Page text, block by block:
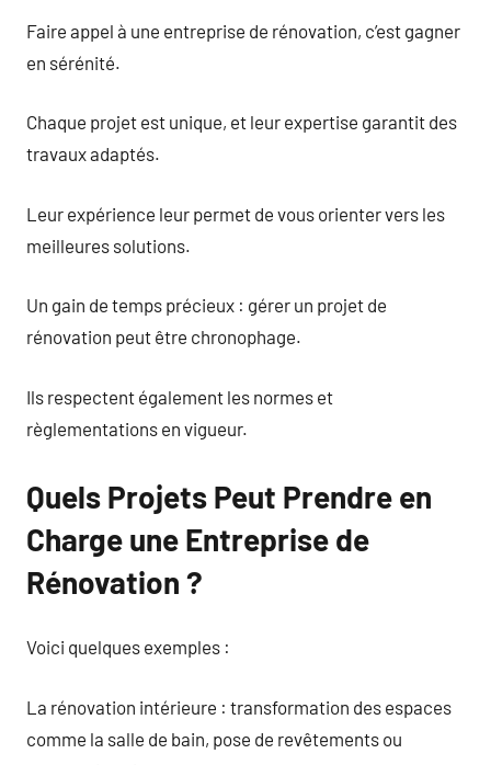
Faire appel à une entreprise de rénovation, c’est gagner
en sérénité.
Chaque projet est unique, et leur expertise garantit des
travaux adaptés.
Leur expérience leur permet de vous orienter vers les
meilleures solutions.
Un gain de temps précieux : gérer un projet de
rénovation peut être chronophage.
Ils respectent également les normes et
règlementations en vigueur.
Quels Projets Peut Prendre en
Charge une Entreprise de
Rénovation ?
Voici quelques exemples :
La rénovation intérieure : transformation des espaces
comme la salle de bain, pose de revêtements ou